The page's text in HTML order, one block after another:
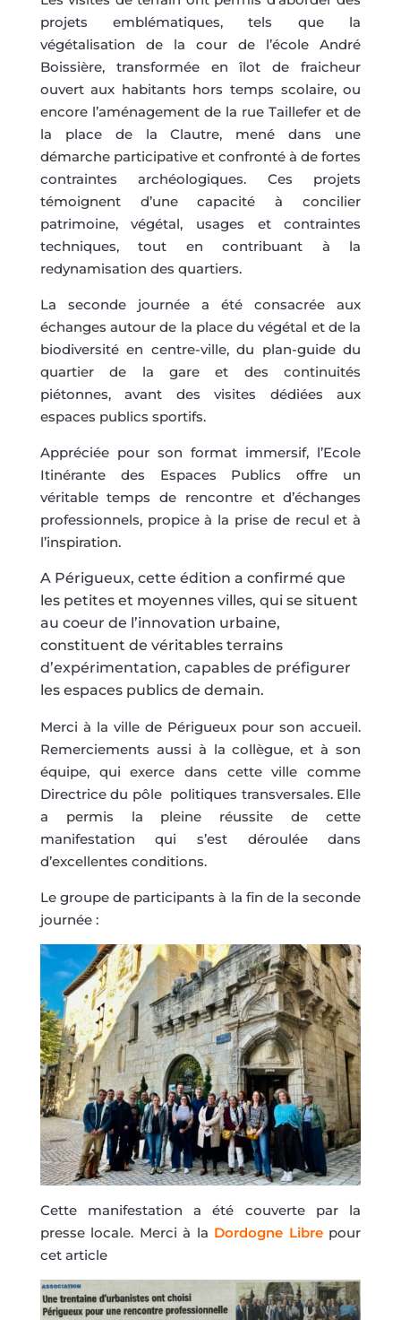
projets emblématiques, tels que la
végétalisation de la cour de l’école André
Boissière, transformée en îlot de fraicheur
ouvert aux habitants hors temps scolaire, ou
encore l’aménagement de la rue Taillefer et de
la place de la Clautre, mené dans une
démarche participative et confronté à de fortes
contraintes archéologiques. Ces projets
témoignent d’une capacité à concilier
patrimoine, végétal, usages et contraintes
techniques, tout en contribuant à la
redynamisation des quartiers.
La seconde journée a été consacrée aux
échanges autour de la place du végétal et de la
biodiversité en centre-ville, du plan-guide du
quartier de la gare et des continuités
piétonnes, avant des visites dédiées aux
espaces publics sportifs.
Appréciée pour son format immersif, l’Ecole
Itinérante des Espaces Publics offre un
véritable temps de rencontre et d’échanges
professionnels, propice à la prise de recul et à
l’inspiration.
A Périgueux, cette édition a confirmé que
les petites et moyennes villes, qui se situent
au coeur de l’innovation urbaine,
constituent de véritables terrains
d’expérimentation, capables de préfigurer
les espaces publics de demain.
Merci à la ville de Périgueux pour son accueil.
Remerciements aussi à la collègue, et à son
équipe, qui exerce dans cette ville comme
Directrice du pôle politiques transversales. Elle
a permis la pleine réussite de cette
manifestation qui s’est déroulée dans
d’excellentes conditions.
Le groupe de participants à la fin de la seconde
journée :
Cette manifestation a été couverte par la
presse locale. Merci à la Dordogne Librepour
cet article